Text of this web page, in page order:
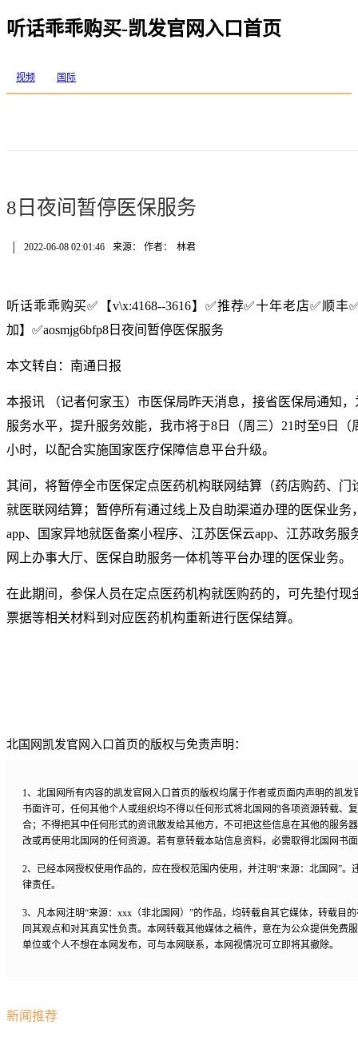
听话乖乖购买-凯发官网入口首页
视频 国际
8日夜间暂停医保服务
2022-06-08 02:01:46 来源： 作者： 林君
听话乖乖购买✅【v\x:4168--3616】✅推荐✅十年老店✅顺
加】✅aosmjg6bfp8日夜间暂停医保服务
本文转自：南通日报
本报讯 （记者何家玉）市医保局昨天消息，接省医保局通知
服务水平，提升服务效能，我市将于8日（周三）21时至9日
小时，以配合实施国家医疗保障信息平台升级。
其间，将暂停全市医保定点医药机构联网结算（药店购药、门
就医联网结算；暂停所有通过线上及自助渠道办理的医保业务
app、国家异地就医备案小程序、江苏医保云app、江苏政务服
网上办事大厅、医保自助服务一体机等平台办理的医保业务。
在此期间，参保人员在定点医药机构就医购药的，可先垫付现
票据等相关材料到对应医药机构重新进行医保结算。
北国网凯发官网入口首页的版权与免责声明：
1、北国网所有内容的凯发官网入口首页的版权均属于作者或页面内声明的凯
书面许可，任何其他个人或组织均不得以任何形式将北国网的各项资源转载、
合；不得把其中任何形式的资讯散发给其他方，不可把这些信息在其他的服务
改或再使用北国网的任何资源。若有意转载本站信息资料，必需取得北国网书
2、已经本网授权使用作品的，应在授权范围内使用，并注明“来源：北国网”
律责任。
3、凡本网注明“来源：xxx（非北国网）”的作品，均转载自其它媒体，转载目
同其观点和对其真实性负责。本网转载其他媒体之稿件，意在为公众提供免费
单位或个人不想在本网发布，可与本网联系，本网视情况可立即将其撤除。
新闻推荐